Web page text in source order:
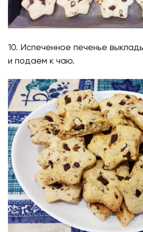
10. Испеченное печенье
и подаем к чаю.